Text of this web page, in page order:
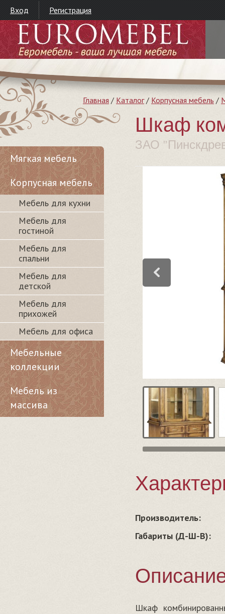
Вход Регистрация
Главная / Каталог/ Корпусная мебель /
Шкаф
ЗАО
Производитель:
Габариты (Д-Ш-В):
Шкаф
Мягкая мебель
Корпусная мебель
Мебель для кухни
Мебель для
гостиной
Мебель для
спальни
Мебель для
детской
Мебель для
прихожей
Мебель для офиса
Мебельные
коллекции
Мебель из
массива